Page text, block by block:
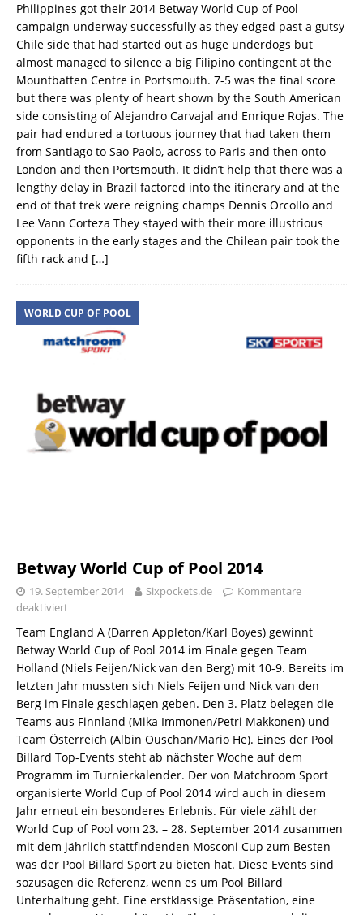
Philippines got their 2014 Betway World Cup of Pool
campaign underway successfully as they edged past a gutsy
Chile side that had started out as huge underdogs but
almost managed to silence a big Filipino contingent at the
Mountbatten Centre in Portsmouth. 7-5 was the final score
but there was plenty of heart shown by the South American
side consisting of Alejandro Carvajal and Enrique Rojas. The
pair had endured a tortuous journey that had taken them
from Santiago to Sao Paolo, across to Paris and then onto
London and then Portsmouth. It didn’t help that there was a
lengthy delay in Brazil factored into the itinerary and at the
end of that trek were reigning champs Dennis Orcollo and
Lee Vann Corteza They stayed with their more illustrious
opponents in the early stages and the Chilean pair took the
fifth rack and […]
WORLD CUP OF POOL
Betway World Cup of Pool 2014
19. September 2014 Sixpockets.de
Kommentare
deaktiviert
Team England A (Darren Appleton/Karl Boyes) gewinnt
Betway World Cup of Pool 2014 im Finale gegen Team
Holland (Niels Feijen/Nick van den Berg) mit 10-9. Bereits im
letzten Jahr mussten sich Niels Feijen und Nick van den
Berg im Finale geschlagen geben. Den 3. Platz belegen die
Teams aus Finnland (Mika Immonen/Petri Makkonen) und
Team Österreich (Albin Ouschan/Mario He). Eines der Pool
Billard Top-Events steht ab nächster Woche auf dem
Programm im Turnierkalender. Der von Matchroom Sport
organisierte World Cup of Pool 2014 wird auch in diesem
Jahr erneut ein besonderes Erlebnis. Für viele zählt der
World Cup of Pool vom 23. – 28. September 2014 zusammen
mit dem jährlich stattfindenden Mosconi Cup zum Besten
was der Pool Billard Sport zu bieten hat. Diese Events sind
sozusagen die Referenz, wenn es um Pool Billard
Unterhaltung geht. Eine erstklassige Präsentation, eine